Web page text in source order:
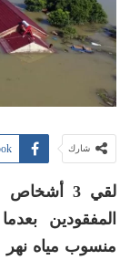
شارك
المفقودين
منسوب مياه